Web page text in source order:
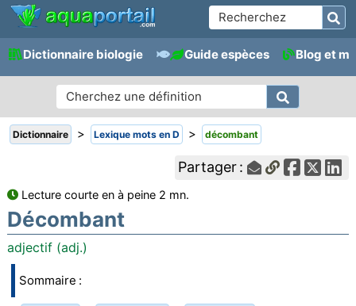
Dictionnaire biologie Guide espèces Blog et
Dictionnaire > Lexique mots en D > décombant
Partager :
Lecture courte en à peine 2 mn.
Décombant
adjectif (adj.)
Sommaire :